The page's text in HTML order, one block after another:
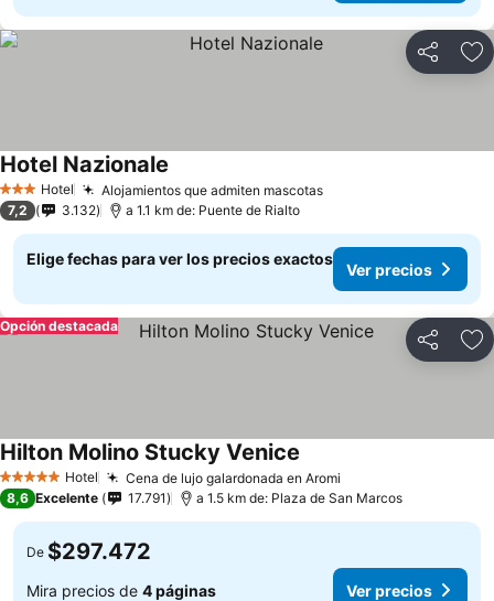
Compartir
3 Estrellas
Hotel Alojamientos que admiten mascotas
Hotel Nazionale
7,2 3.132 a 1.1 km de: Puente de Rialto
Elige fechas para ver los precios exactos
Ver precios
Compartir
Opción destacada
5 Estrellas Hotel Cena de lujo galardonada en Aromi
Hilton Molino Stucky Venice
8,6 Excelente 17.791 a 1.5 km de: Plaza de San Marcos
De $297.472
Mira precios de 4 páginas Ver precios